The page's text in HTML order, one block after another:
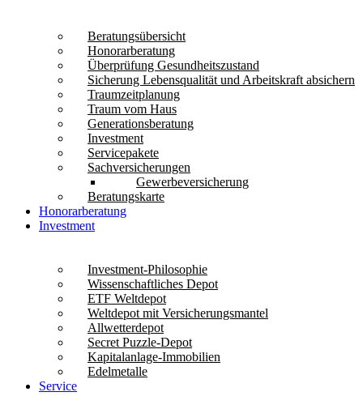
Beratungsübersicht
Honorarberatung
Überprüfung Gesundheitszustand
Sicherung Lebensqualität und Arbeitskraft absichern
Traumzeitplanung
Traum vom Haus
Generationsberatung
Investment
Servicepakete
Sachversicherungen
Gewerbeversicherung
Beratungskarte
Honorarberatung
Investment
Investment-Philosophie
Wissenschaftliches Depot
ETF Weltdepot
Weltdepot mit Versicherungsmantel
Allwetterdepot
Secret Puzzle-Depot
Kapitalanlage-Immobilien
Edelmetalle
Service